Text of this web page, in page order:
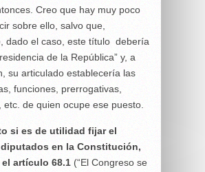
Creo que hay muy poco
sobre ello, salvo que,
dado el caso, este título debería
de la República” y, a
su articulado establecería las
funciones, prerrogativas,
etc. de quien ocupe ese puesto.
si es de utilidad fijar el
en la Constitución,
artículo 68.1 (“El Congreso se